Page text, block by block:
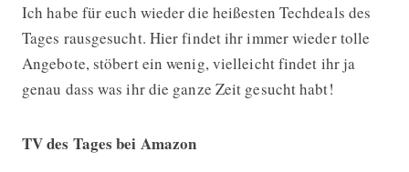
Techdeals des Tages: Gaming-
Ich habe für euch wieder die heißesten Techdeals des
Tages rausgesucht. Hier findet ihr immer wieder tolle
Angebote, stöbert ein wenig, vielleicht findet ihr ja
genau dass was ihr die ganze Zeit gesucht habt!
TV des Tages bei Amazon